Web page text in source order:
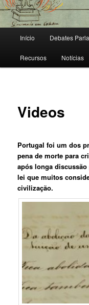
principal
Início Debates
Recursos Notícias
Videos
Portugal foi um dos
pena de morte para
após longa
lei que muitos
civilização.